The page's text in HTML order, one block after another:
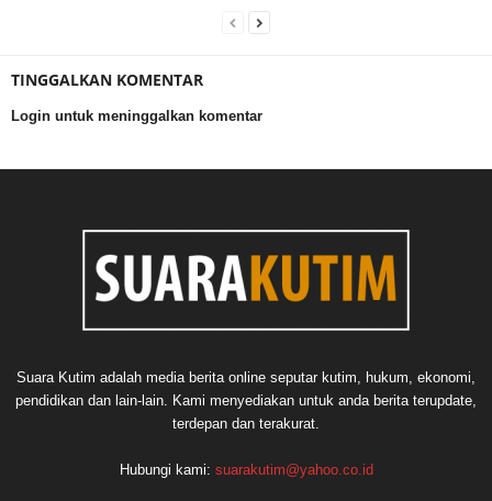
TINGGALKAN KOMENTAR
Login untuk meninggalkan komentar
Suara Kutim adalah media berita online seputar kutim, hukum, ekonomi,
pendidikan dan lain-lain. Kami menyediakan untuk anda berita terupdate,
terdepan dan terakurat.
Hubungi kami: suarakutim@yahoo.co.id